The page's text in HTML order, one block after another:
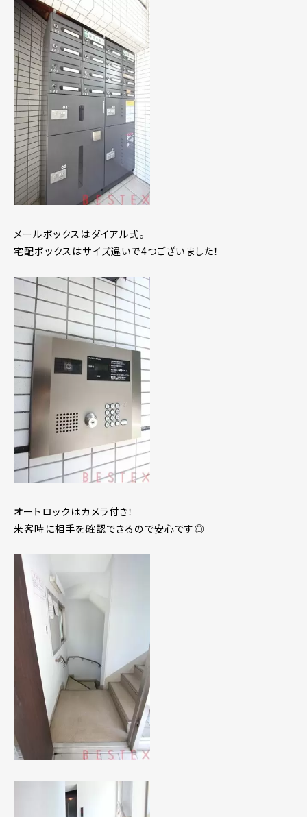
メールボックスはダイアル式。
宅配ボックスはサイズ違いで4つございました！
オートロックはカメラ付き！
来客時に相手を確認できるので安心です◎